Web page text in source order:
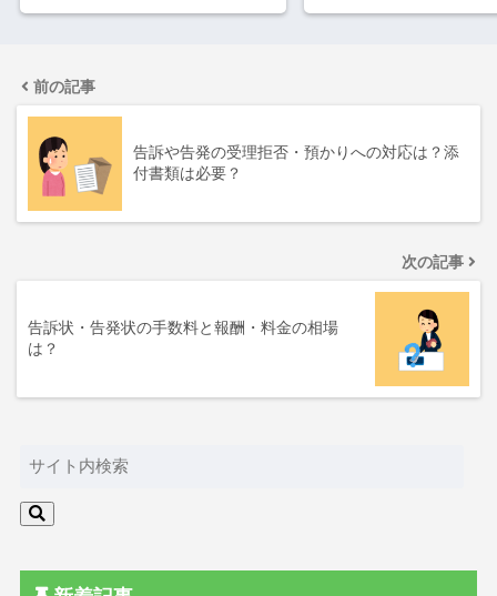
前の記事
告訴や告発の受理拒否・預かりへの対応は？添
付書類は必要？
次の記事
告訴状・告発状の手数料と報酬・料金の相場
は？